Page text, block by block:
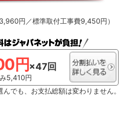
円／標準取付工事費9,450円）
円×47回
5,410円
んでも、お支払総額は変わりません。